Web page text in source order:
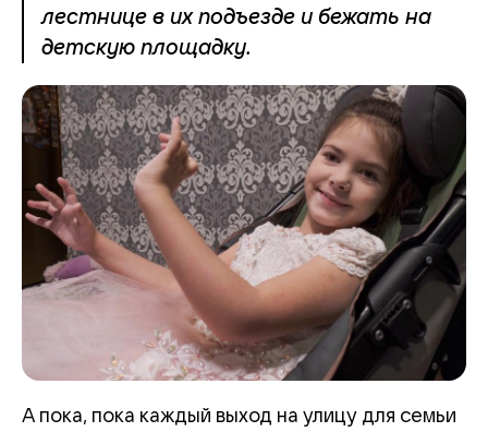
лестнице в их подъезде и бежать на
детскую площадку.
А пока, пока каждый выход на улицу для семьи